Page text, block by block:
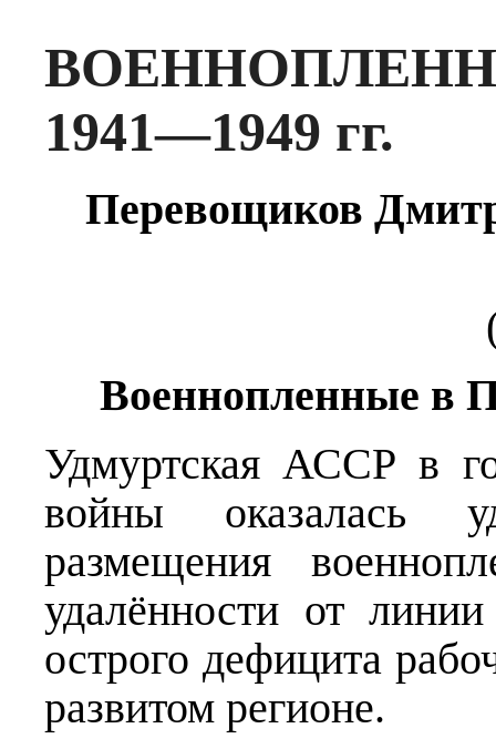
1941—1949 гг.
Перевощиков
Военнопленные в
Удмуртская АССР в
войны оказалась
размещения
удалённости от
острого дефицита
развитом регионе.